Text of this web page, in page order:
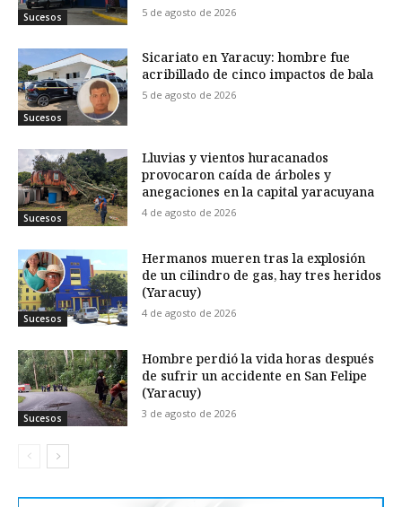
Sucesos 5 de agosto de 2026
Sucesos
Sicariato en Yaracuy: hombre fue
acribillado de cinco impactos de bala
5 de agosto de 2026
Sucesos
Lluvias y vientos huracanados
provocaron caída de árboles y
anegaciones en la capital yaracuyana
4 de agosto de 2026
Sucesos
Hermanos mueren tras la explosión
de un cilindro de gas, hay tres heridos
(Yaracuy)
4 de agosto de 2026
Sucesos
Hombre perdió la vida horas después
de sufrir un accidente en San Felipe
(Yaracuy)
3 de agosto de 2026